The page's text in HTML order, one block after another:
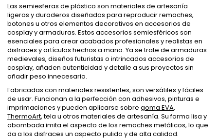
Las semiesferas de plástico son materiales de artesanía
ligeros y duraderos diseñados para reproducir remaches,
botones u otros elementos decorativos en accesorios de
cosplay y armaduras. Estos accesorios semiesféricos son
esenciales para crear acabados profesionales y realistas en
disfraces y artículos hechos a mano. Ya se trate de armaduras
medievales, diseños futuristas o intrincados accesorios de
cosplay, añaden autenticidad y detalle a sus proyectos sin
añadir peso innecesario.
Fabricadas con materiales resistentes, son versátiles y fáciles
de usar. Funcionan a la perfección con adhesivos, pinturas e
imprimaciones y pueden aplicarse sobre goma EVA,
ThermoArt, tela u otros materiales de artesanía. Su forma lisa y
abombada imita el aspecto de los remaches metálicos, lo que
da a los disfraces un aspecto pulido y de alta calidad.